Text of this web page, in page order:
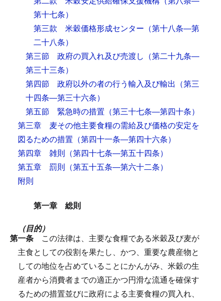
第十七条）
第三款 米穀価格形成センター （第十八条―第
二十八条）
第三節 政府の買入れ及び売渡し （第二十九条―
第三十三条）
第四節 政府以外の者の行う輸入及び輸出 （第三
十四条―第三十六条）
第五節 緊急時の措置 （第三十七条―第四十条）
第三章 麦その他主要食糧の需給及び価格の安定を
図るための措置 （第四十一条―第四十六条）
第四章 雑則 （第四十七条―第五十四条）
第五章 罰則 （第五十五条―第六十二条）
附則
第一章 総則
（目的）
第一条 この法律は、主要な食糧である米穀及び麦が
主食としての役割を果たし、かつ、重要な農産物と
しての地位を占めていることにかんがみ、米穀の生
産者から消費者までの適正かつ円滑な流通を確保す
るための措置並びに政府による主要食糧の買入れ、